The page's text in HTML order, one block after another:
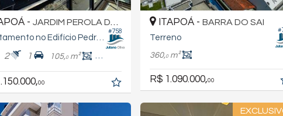
#758
- JARDIM PEROLA DO ATLÂNTICO
Apartamento no Edifício Pedra Poá
2 1 105,0m² 83,
00
ITAPOÁ - BARRA DO SAI
Terreno
360,0m²
R$ 1.090.000,00